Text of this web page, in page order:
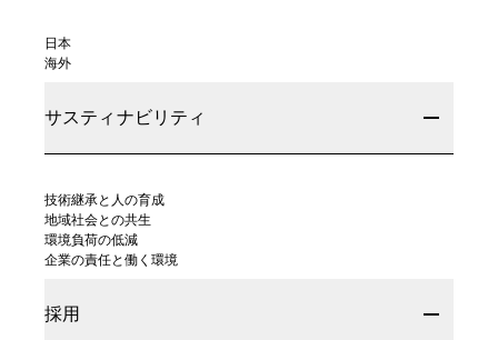
日本
海外
サスティナビリティ
技術継承と人の育成
地域社会との共生
環境負荷の低減
企業の責任と働く環境
採用